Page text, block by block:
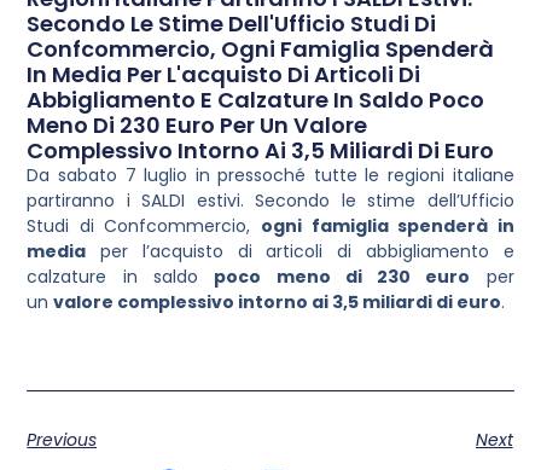
Secondo Le Stime Dell'Ufficio Studi Di
Confcommercio, Ogni Famiglia Spenderà
In Media Per L'acquisto Di Articoli Di
Abbigliamento E Calzature In Saldo Poco
Meno Di 230 Euro Per Un Valore
Complessivo Intorno Ai 3,5 Miliardi Di Euro
Da sabato 7 luglio in pressoché tutte le regioni italiane
partiranno i SALDI estivi. Secondo le stime dell’Ufficio
Studi di Confcommercio, ogni famiglia spenderà in
media per l’acquisto di articoli di abbigliamento e
calzature in saldo poco meno di 230 euro per
unvalore complessivo intorno ai 3,5 miliardi di euro.
Previous
Next